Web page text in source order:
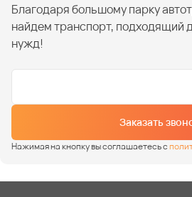
Благодаря большому парку
найдем транспорт, подходящий
нужд!
Заказать
Нажимая на кнопку вы соглашаетесь с